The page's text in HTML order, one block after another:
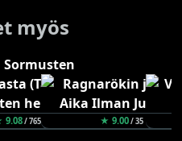
myös
9.08/ 765 ★ 9.00/ 35